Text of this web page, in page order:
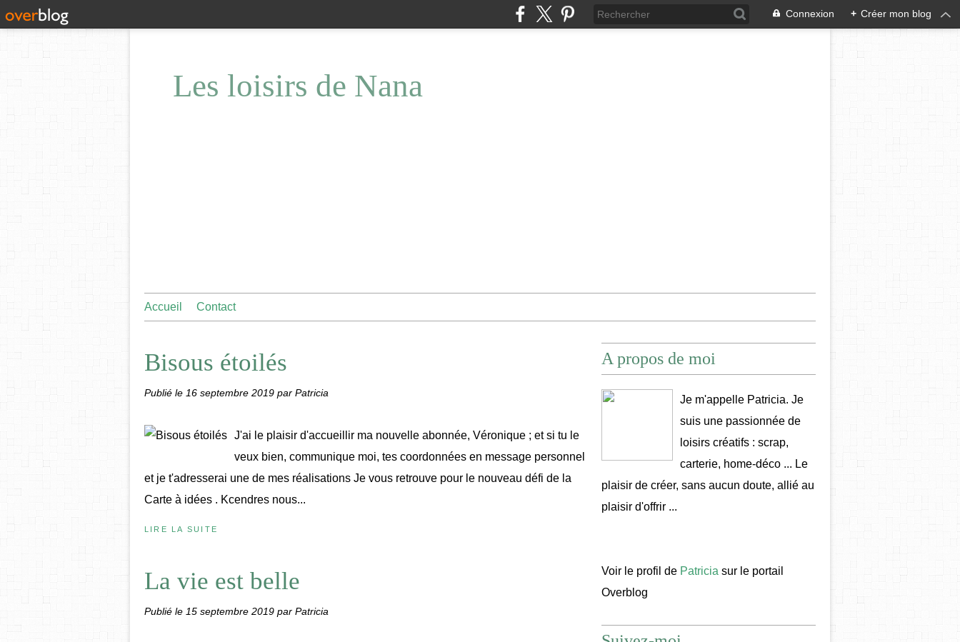
Connexion + Créer mon blog
Les loisirs de Nana
Accueil Contact
Bisous étoilés
Publié le 16 septembre 2019 par Patricia
J'ai le plaisir d'accueillir ma nouvelle abonnée, Véronique ; et si tu le
veux bien, communique moi, tes coordonnées en message personnel
et je t'adresserai une de mes réalisations Je vous retrouve pour le nouveau défi de la
Carte à idées . Kcendres nous...
LIRE LA SUITE
La vie est belle
Publié le 15 septembre 2019 par Patricia
A propos de moi
Je m'appelle Patricia. Je
suis une passionnée de
loisirs créatifs : scrap,
carterie, home-déco ... Le
plaisir de créer, sans aucun doute, allié au
plaisir d'offrir ...
Voir le profil de Patricia sur le portail
Overblog